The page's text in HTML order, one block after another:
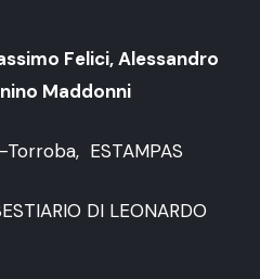
Felici, Alessandro
Maddonni
ESTAMPAS
DI LEONARDO